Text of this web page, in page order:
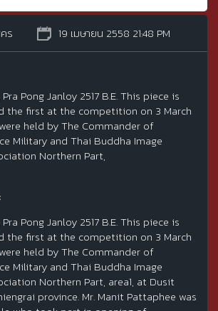
ร 19 เมษายน 2558 21:48 PM
Pong Janloy 2517 B.E. This piece is
the first at the competition on 3 March
held by The Commander of
Military and Thai Buddha Image
Northern Part,
Pong Janloy 2517 B.E. This piece is
the first at the competition on 3 March
held by The Commander of
Military and Thai Buddha Image
Northern Part, area1, at Dusit
province. Mr. Manit Pattaphee was